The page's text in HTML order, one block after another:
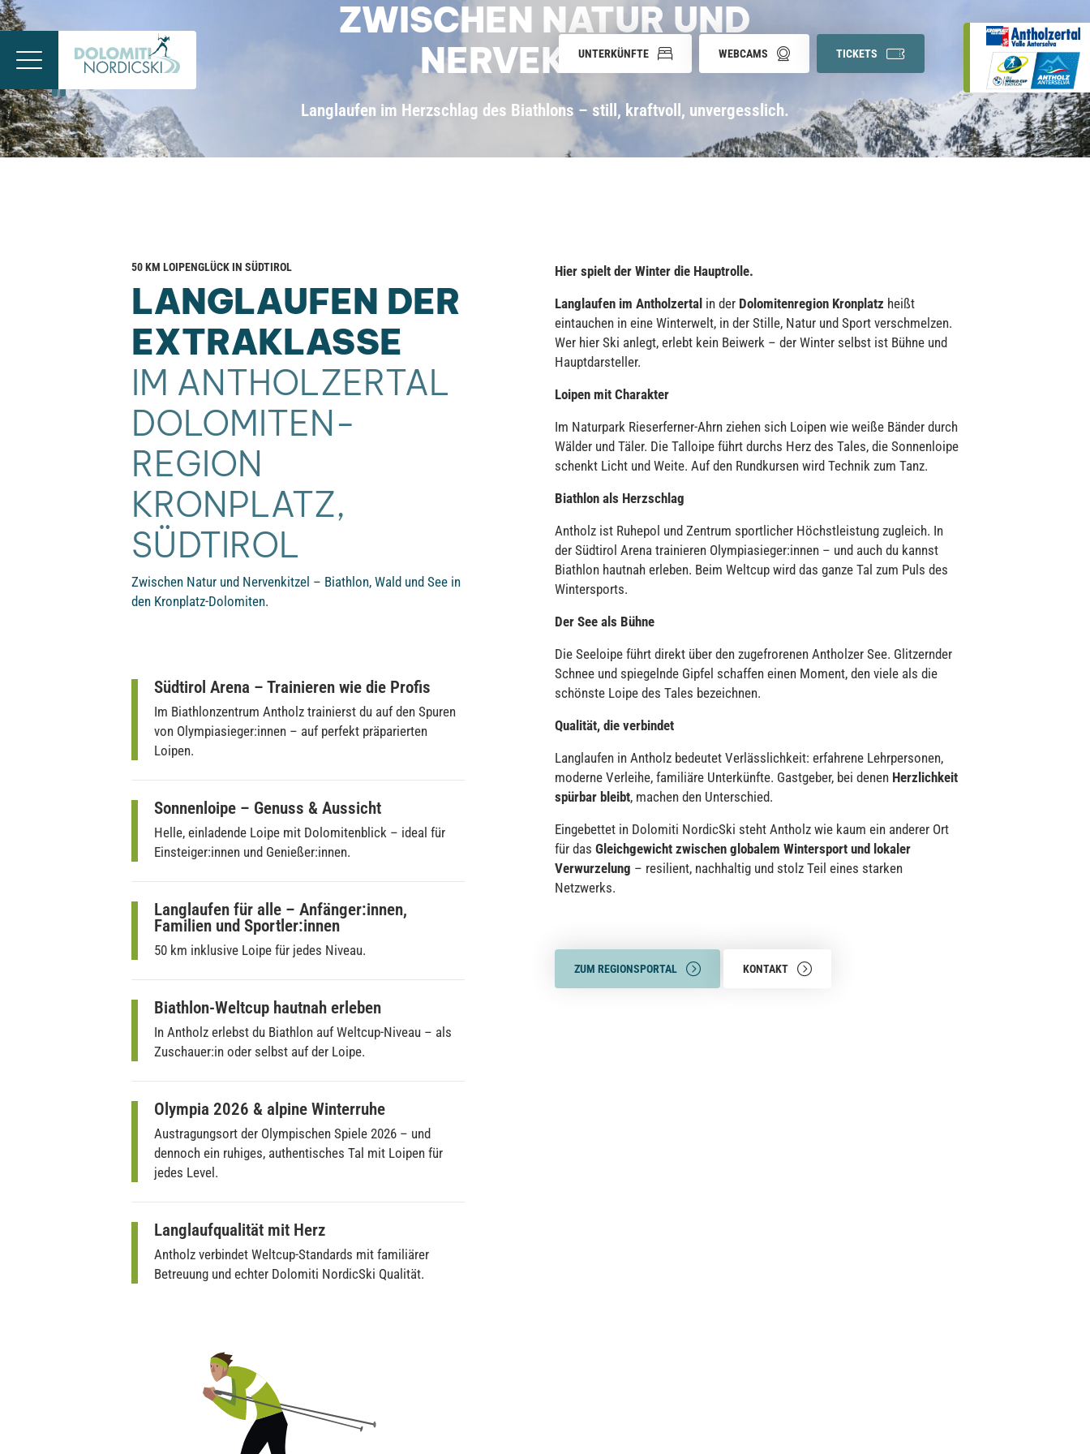
UNTERKÜNFTE WEBCAMS TICKETS
ZWISCHEN NATUR UND
NERVEKITZEL
Langlaufen im Herzschlag des Biathlons – still, kraftvoll, unvergesslich.
50 KM LOIPENGLÜCK IN SÜDTIROL
LANGLAUFEN DER
EXTRAKLASSE
IM ANTHOLZERTAL
DOLOMITEN-
REGION
KRONPLATZ,
SÜDTIROL
Zwischen Natur und Nervenkitzel – Biathlon, Wald und See in
den Kronplatz-Dolomiten.
Südtirol Arena – Trainieren wie die Profis
Im Biathlonzentrum Antholz trainierst du auf den Spuren
von Olympiasieger:innen – auf perfekt präparierten
Loipen.
Sonnenloipe – Genuss & Aussicht
Helle, einladende Loipe mit Dolomitenblick – ideal für
Einsteiger:innen und Genießer:innen.
Langlaufen für alle – Anfänger:innen,
Familien und Sportler:innen
50 km inklusive Loipe für jedes Niveau.
Biathlon-Weltcup hautnah erleben
In Antholz erlebst du Biathlon auf Weltcup-Niveau – als
Zuschauer:in oder selbst auf der Loipe.
Olympia 2026 & alpine Winterruhe
Austragungsort der Olympischen Spiele 2026 – und
dennoch ein ruhiges, authentisches Tal mit Loipen für
jedes Level.
Langlaufqualität mit Herz
Antholz verbindet Weltcup-Standards mit familiärer
Betreuung und echter Dolomiti NordicSki Qualität.
Hier spielt der Winter die Hauptrolle.
Langlaufen im Antholzertal in der Dolomitenregion Kronplatz heißt
eintauchen in eine Winterwelt, in der Stille, Natur und Sport verschmelzen.
Wer hier Ski anlegt, erlebt kein Beiwerk – der Winter selbst ist Bühne und
Hauptdarsteller.
Loipen mit Charakter
Im Naturpark Rieserferner-Ahrn ziehen sich Loipen wie weiße Bänder durch
Wälder und Täler. Die Talloipe führt durchs Herz des Tales, die Sonnenloipe
schenkt Licht und Weite. Auf den Rundkursen wird Technik zum Tanz.
Biathlon als Herzschlag
Antholz ist Ruhepol und Zentrum sportlicher Höchstleistung zugleich. In
der Südtirol Arena trainieren Olympiasieger:innen – und auch du kannst
Biathlon hautnah erleben. Beim Weltcup wird das ganze Tal zum Puls des
Wintersports.
Der See als Bühne
Die Seeloipe führt direkt über den zugefrorenen Antholzer See. Glitzernder
Schnee und spiegelnde Gipfel schaffen einen Moment, den viele als die
schönste Loipe des Tales bezeichnen.
Qualität, die verbindet
Langlaufen in Antholz bedeutet Verlässlichkeit: erfahrene Lehrpersonen,
moderne Verleihe, familiäre Unterkünfte. Gastgeber, bei denen Herzlichkeit
spürbar bleibt, machen den Unterschied.
Eingebettet in Dolomiti NordicSki steht Antholz wie kaum ein anderer Ort
für das Gleichgewicht zwischen globalem Wintersport und lokaler
Verwurzelung – resilient, nachhaltig und stolz Teil eines starken
Netzwerks.
ZUM REGIONSPORTAL KONTAKT